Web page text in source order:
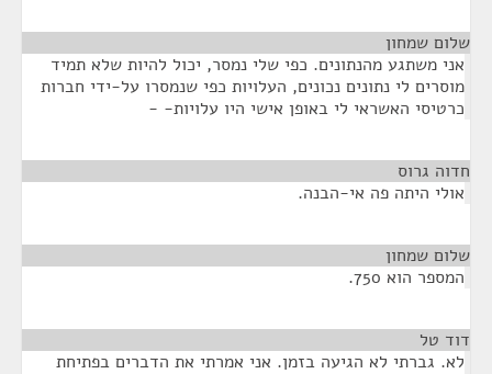
שלום שמחון
אני משתגע מהנתונים. כפי שלי נמסר, יכול להיות שלא תמיד
מוסרים לי נתונים נכונים, העלויות כפי שנמסרו על-ידי חברות
כרטיסי האשראי לי באופן אישי היו עלויות- -
חדוה גרוס
אולי היתה פה אי-הבנה.
שלום שמחון
המספר הוא 750.
דוד טל
לא. גברתי לא הגיעה בזמן. אני אמרתי את הדברים בפתיחת